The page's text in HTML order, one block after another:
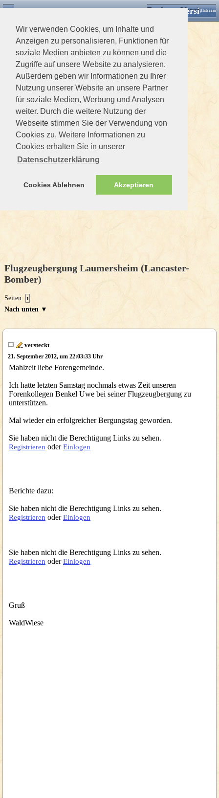
Wir verwenden Cookies, um Inhalte und
Anzeigen zu personalisieren, Funktionen für
soziale Medien anbieten zu können und die
Zugriffe auf unsere Website zu analysieren.
Außerdem geben wir Informationen zu Ihrer
Nutzung unserer Website an unsere Partner
für soziale Medien, Werbung und Analysen
weiter. Durch die weitere Nutzung der
Webseite stimmen Sie der Verwendung von
Cookies zu. Weitere Informationen zu
Cookies erhalten Sie in unserer
Datenschutzerklärung
Cookies Ablehnen Akzeptieren
Desktop VersionEinloggen
Flugzeugbergung Laumersheim (Lancaster-
Bomber)
Seiten: 1
Nach unten ▼
versteckt
21. September 2012, um 22:03:33 Uhr
Mahlzeit liebe Forengemeinde.
Ich hatte letzten Samstag nochmals etwas Zeit unseren
Forenkollegen Benkel Uwe bei seiner Flugzeugbergung zu
unterstützen.
Mal wieder ein erfolgreicher Bergungstag geworden.
Sie haben nicht die Berechtigung Links zu sehen.
Registrieren oderEinlogen
Berichte dazu:
Sie haben nicht die Berechtigung Links zu sehen.
Registrieren oderEinlogen
Sie haben nicht die Berechtigung Links zu sehen.
Registrieren oderEinlogen
Gruß
WaldWiese